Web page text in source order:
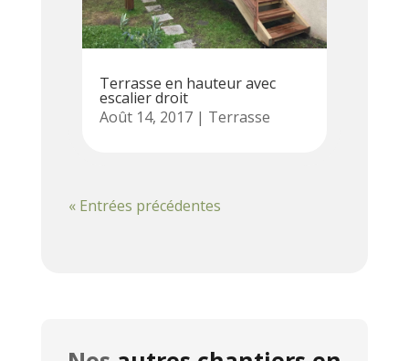
Terrasse en hauteur avec
escalier droit
Août 14, 2017| Terrasse
« Entrées précédentes